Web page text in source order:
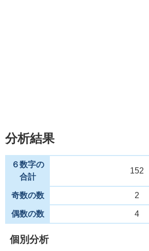
分析結果
６数字の
合計
152
奇数の数 2
偶数の数 4
個別分析